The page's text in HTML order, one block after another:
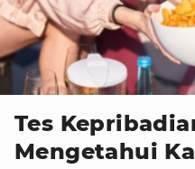
Tes
Mengetahui